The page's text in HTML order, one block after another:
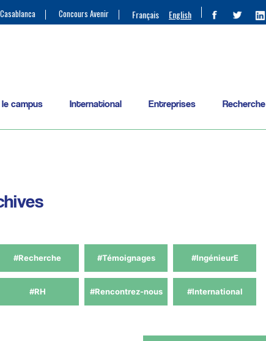
Concours Avenir Français English
campus International Entreprises Recherche
#Recherche #Témoignages #IngénieurE
#RH #Rencontrez-nous #International